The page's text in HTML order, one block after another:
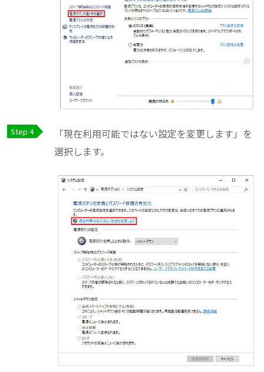
「現在利用可能ではない設定を変更します」を
選択します。